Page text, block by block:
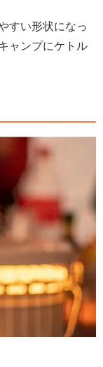
すい形状になっ
ャンプにケトル